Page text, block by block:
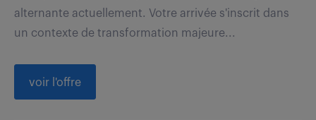
alternante actuellement. Votre arrivée s'inscrit dans
un contexte de transformation majeure...
voir l'offre